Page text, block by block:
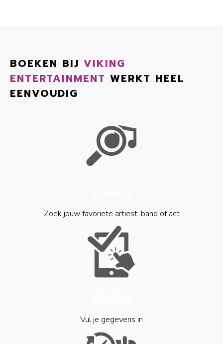
BOEKEN BIJ VIKING
ENTERTAINMENT WERKT HEEL
EENVOUDIG
Zoek jouw favoriete artiest, band of act
Vul je gegevens in